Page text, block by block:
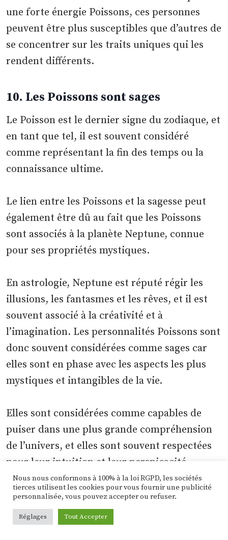
une forte énergie Poissons, ces personnes
peuvent être plus susceptibles que d’autres de
se concentrer sur les traits uniques qui les
rendent différents.
10. Les Poissons sont sages
Le Poisson est le dernier signe du zodiaque, et
en tant que tel, il est souvent considéré
comme représentant la fin des temps ou la
connaissance ultime.
Le lien entre les Poissons et la sagesse peut
également être dû au fait que les Poissons
sont associés à la planète Neptune, connue
pour ses propriétés mystiques.
En astrologie, Neptune est réputé régir les
illusions, les fantasmes et les rêves, et il est
souvent associé à la créativité et à
l’imagination. Les personnalités Poissons sont
donc souvent considérées comme sages car
elles sont en phase avec les aspects les plus
mystiques et intangibles de la vie.
Elles sont considérées comme capables de
puiser dans une plus grande compréhension
de l’univers, et elles sont souvent respectées
pour leur intuition et leur perspicacité.
11. Les Poissons sont introspectifs
Le Poisson est le dernier signe du zodiaque, et
Nous nous conformons à 100% à la loi RGPD, les sociétés
tierces utilisent les cookies pour vous fournir une publicité
personnalisée, vous pouvez accepter ou refuser.
Réglages Tout Accepter